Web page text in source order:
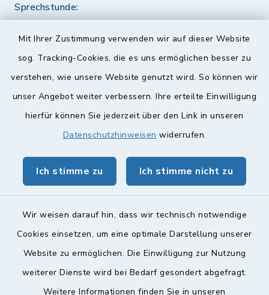
Mit Ihrer Zustimmung verwenden wir auf dieser Website
sog. Tracking-Cookies, die es uns ermöglichen besser zu
verstehen, wie unsere Website genutzt wird. So können wir
unser Angebot weiter verbessern. Ihre erteilte Einwilligung
hierfür können Sie jederzeit über den Link in unseren
Datenschutzhinweisen widerrufen.
Ich stimme zu Ich stimme nicht zu
Wir weisen darauf hin, dass wir technisch notwendige
Cookies einsetzen, um eine optimale Darstellung unserer
Website zu ermöglichen. Die Einwilligung zur Nutzung
weiterer Dienste wird bei Bedarf gesondert abgefragt.
Weitere Informationen finden Sie in unseren
Sprechstunde:
Quicklinks
Landkreis Lichtenfels
geoPortal Lichtenfels